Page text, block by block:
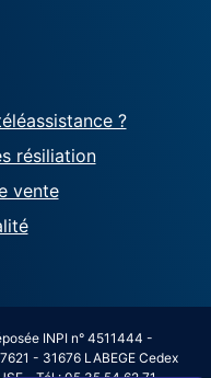
?
résiliation
vente
INPI n° 4511444 -
- 31676 LABEGE Cedex